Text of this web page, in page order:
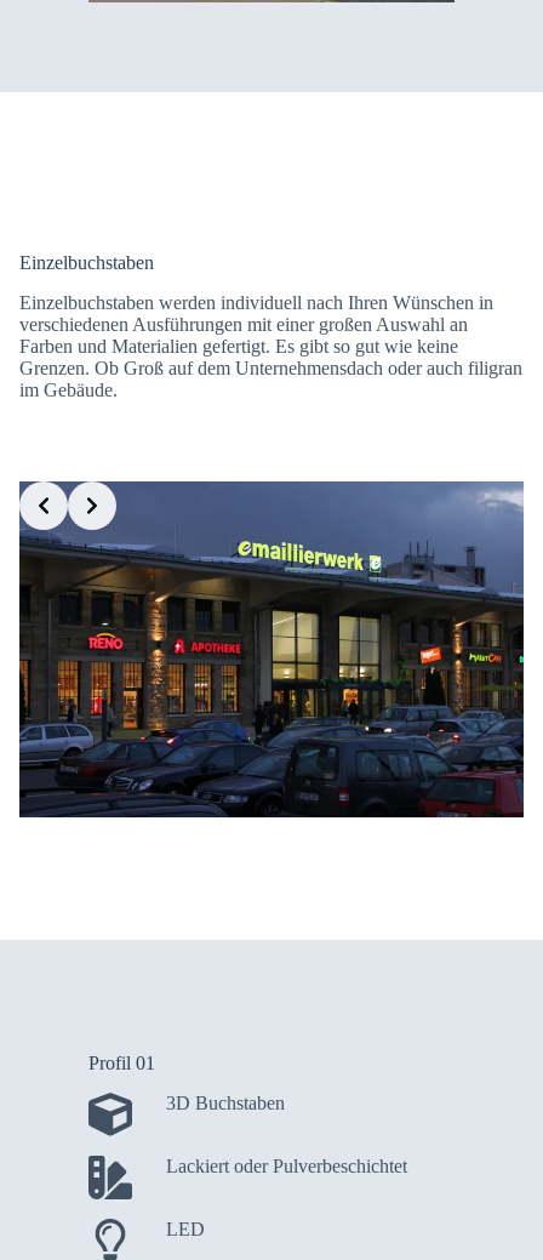
Einzelbuchstaben
Einzelbuchstaben werden individuell nach Ihren Wünschen in
verschiedenen Ausführungen mit einer großen Auswahl an
Farben und Materialien gefertigt. Es gibt so gut wie keine
Grenzen. Ob Groß auf dem Unternehmensdach oder auch filigran
im Gebäude.
Slide 4 of 10
Profil 01
3D Buchstaben
Lackiert oder Pulverbeschichtet
LED